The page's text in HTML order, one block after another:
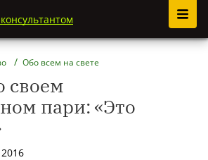
Обо всем на свете
своем
пари: «Это